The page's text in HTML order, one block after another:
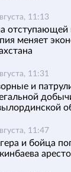
11:13
отступающей
меняет
11:31
и
11:47
и бойца